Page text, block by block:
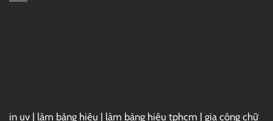
in uv | làm bảng hiệu | làm bảng hiệu tphcm | gia công chữ